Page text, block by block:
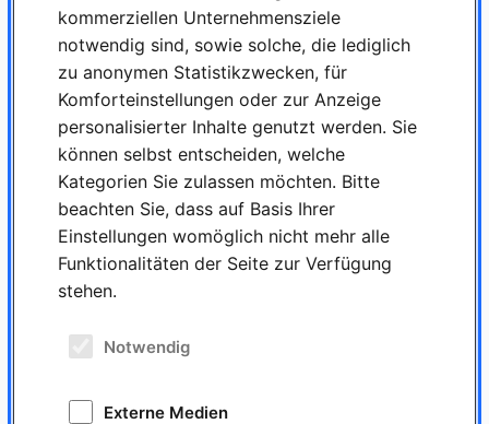
Eigenmotivation und persönliche Flexibilität
Grundkenntnisse der englischen Sprache
GC ist ein Arbeitgeber, bei dem Chancengleichheit unabhängig von Herkunft,
Nationalität, Geschlecht, Alter oder Behinderung gelebt wird. Wir begrüßen
Menschen mit unterschiedlichem Hintergrund und fördern aktiv die Vielfalt
in der Belegschaft.
Haben wir Interesse geweckt?
Senden Sie uns Ihre Bewerbungsunterlagen ausschließlich via Mail an:
bewerbung.germany@gc.dental
Seifgrundstraße 2
kommerziellen Unternehmensziele
notwendig sind, sowie solche, die lediglich
zu anonymen Statistikzwecken, für
Komforteinstellungen oder zur Anzeige
personalisierter Inhalte genutzt werden. Sie
können selbst entscheiden, welche
Kategorien Sie zulassen möchten. Bitte
beachten Sie, dass auf Basis Ihrer
Einstellungen womöglich nicht mehr alle
Funktionalitäten der Seite zur Verfügung
stehen.
Notwendig
Externe Medien